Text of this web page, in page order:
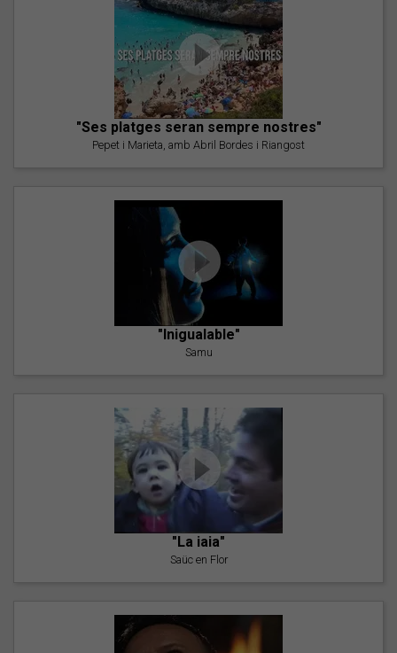
"Ses platges seran sempre nostres"
Pepet i Marieta, amb Abril Bordes i Riangost
"Inigualable"
Samu
"La iaia"
Saüc en Flor